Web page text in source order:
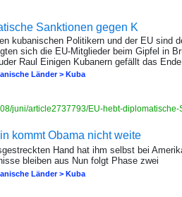
Sanktionen gegen K
kubanischen Politikern und der EU sind
sich die EU-Mitglieder beim Gipfel in
Raul Einigen Kubanern gefällt das
Länder > Kuba
juni/article2737793/EU-hebt-
kommt Obama nicht weite
Hand hat ihm selbst bei
bleiben aus Nun folgt Phase zwei
Länder > Kuba